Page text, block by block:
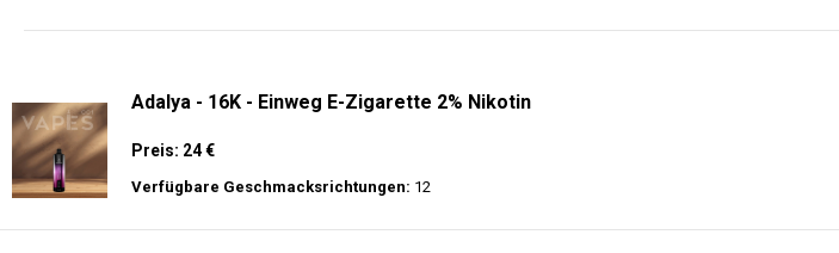
Adalya - 16K - Einweg E-Zigarette 2% Nikotin
Preis: 24 €
Verfügbare Geschmacksrichtungen: 12